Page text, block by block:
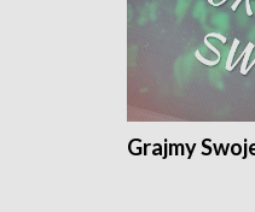
Grajmy